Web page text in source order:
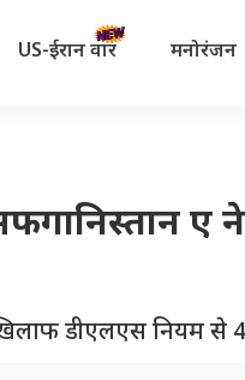
US-ईरान वॉर मनोरंजन
ए
डीएलएस नियम से 4